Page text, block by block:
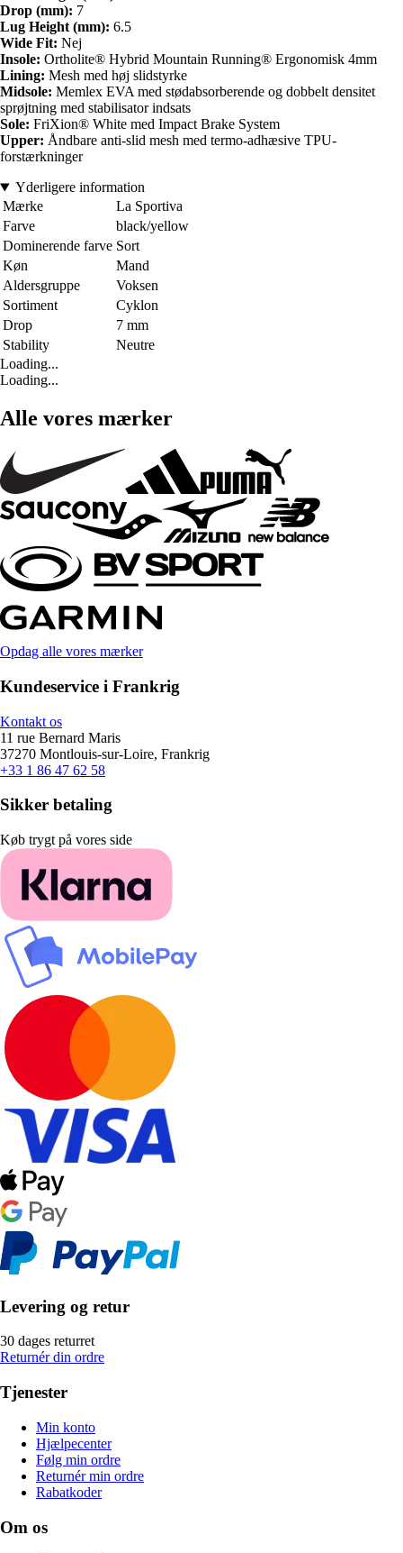
Drop (mm): 7
Lug Height (mm): 6.5
Wide Fit: Nej
Insole: Ortholite® Hybrid Mountain Running® Ergonomisk 4mm
Lining: Mesh med høj slidstyrke
Midsole: Memlex EVA med stødabsorberende og dobbelt densitet
sprøjtning med stabilisator indsats
Sole: FriXion® White med Impact Brake System
Upper: Åndbare anti-slid mesh med termo-adhæsive TPU-
forstærkninger
Yderligere information
Mærke
La Sportiva
Farve
black/yellow
Dominerende farve Sort
Køn
Mand
Aldersgruppe
Voksen
Sortiment
Cyklon
Drop
7 mm
Stability
Neutre
Loading...
Loading...
Alle vores mærker
Opdag alle vores mærker
Kundeservice i Frankrig
Kontakt os
11 rue Bernard Maris
37270 Montlouis-sur-Loire, Frankrig
+33 1 86 47 62 58
Sikker betaling
Køb trygt på vores side
Levering og retur
30 dages returret
Returnér din ordre
Tjenester
Min konto
Hjælpecenter
Følg min ordre
Returnér min ordre
Rabatkoder
Om os